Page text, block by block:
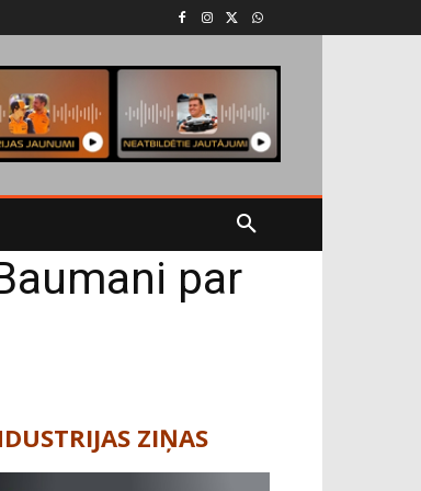
par
ZIŅAS